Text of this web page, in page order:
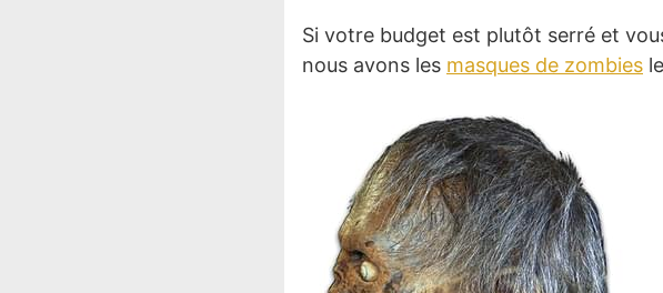
Si votre budget est plutôt serré et
nous avons les masques de zombies